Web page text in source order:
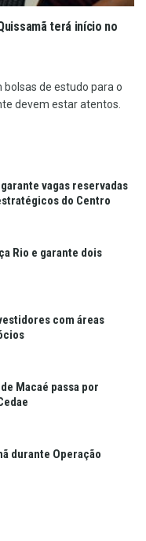
terá início no
de estudo para o
devem estar atentos.
vagas reservadas
do Centro
Rio e garante dois
com áreas
Macaé passa por
durante Operação